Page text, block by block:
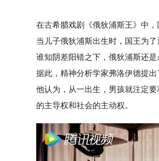
在古希腊戏剧《俄狄浦斯王》中，
当儿子俄狄浦斯出生时，国王为
谁知阴差阳错之下，俄狄浦斯还
据此，精神分析学家弗洛伊德提出
他认为，从一出生，男孩就注定
的主导权和社会的主动权。